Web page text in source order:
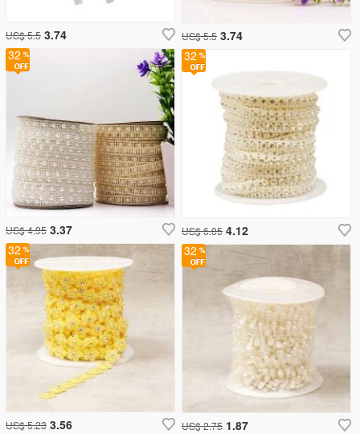
US$ 5.5 3.74
32
US$ 4.95 3.37
US$ 5.5 3.74
32
US$ 6.05 4.12
32
US$ 5.23 3.56
32
US$ 2.75 1.87